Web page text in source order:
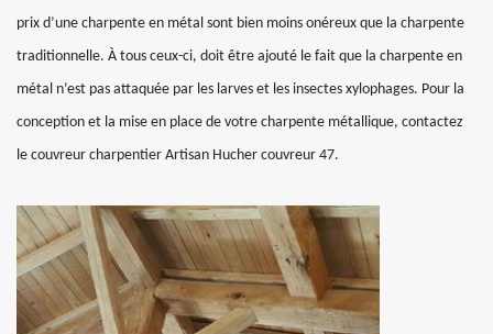
prix d’une charpente en métal sont bien moins onéreux que la charpente
traditionnelle. À tous ceux-ci, doit être ajouté le fait que la charpente en
métal n’est pas attaquée par les larves et les insectes xylophages. Pour la
conception et la mise en place de votre charpente métallique, contactez
le couvreur charpentier Artisan Hucher couvreur 47.